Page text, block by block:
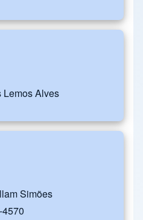
Lemos Alves
Simões